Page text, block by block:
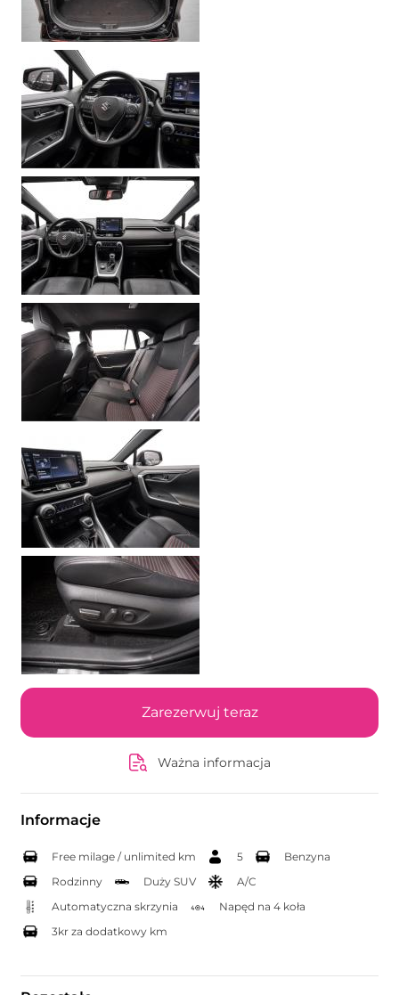
Zarezerwuj teraz
Ważna informacja
Informacje
Free milage / unlimited km 5
Benzyna
Rodzinny
Duży SUV
A/C
Automatyczna skrzynia
Napęd na 4 koła
3kr za dodatkowy km